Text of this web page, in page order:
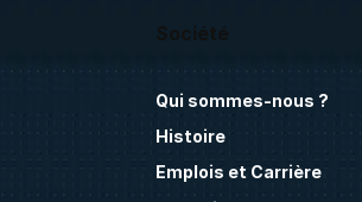
Société
Qui sommes-nous ?
Histoire
Emplois et Carrière